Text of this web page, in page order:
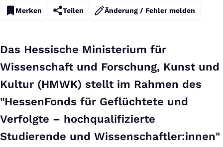
Merken Teilen Änderung / Fehler melden
Das Hessische Ministerium für
Wissenschaft und Forschung, Kunst und
Kultur (HMWK) stellt im Rahmen des
"HessenFonds für Geflüchtete und
Verfolgte – hochqualifizierte
Studierende und Wissenschaftler:innen"